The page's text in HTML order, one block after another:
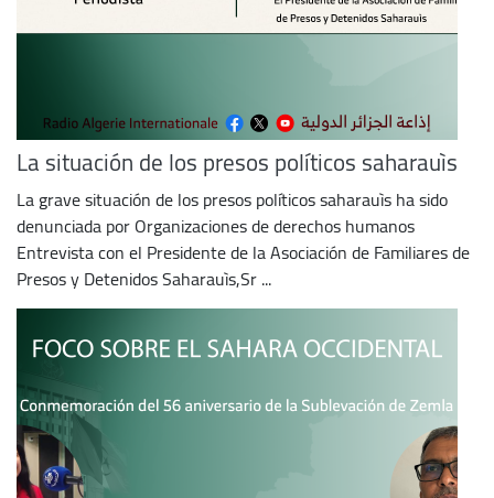
La situación de los presos políticos saharauìs
La grave situación de los presos políticos saharauìs ha sido
denunciada por Organizaciones de derechos humanos
Entrevista con el Presidente de la Asociación de Familiares de
Presos y Detenidos Saharauìs,Sr ...